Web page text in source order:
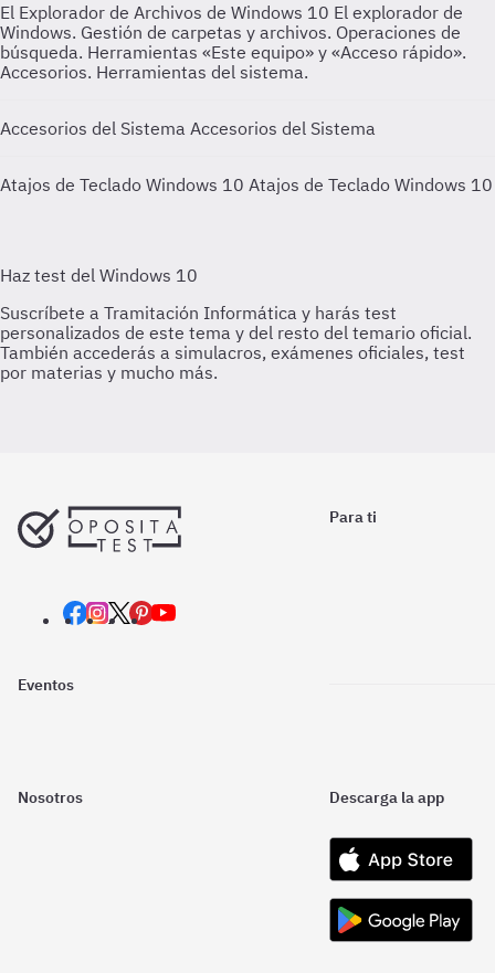
El Explorador de Archivos de Windows 10 El explorador de
Windows. Gestión de carpetas y archivos. Operaciones de
búsqueda. Herramientas «Este equipo» y «Acceso rápido».
Accesorios. Herramientas del sistema.
Accesorios del Sistema Accesorios del Sistema
Atajos de Teclado Windows 10 Atajos de Teclado Windows 10
Para ti
Eventos
Nosotros Descarga la app